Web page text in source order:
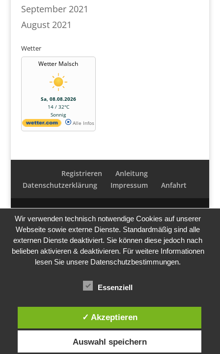
September 2021
August 2021
Wetter
Wetter Malsch
Sa, 08.08.2026
14 / 32°C
Sonnig
Alle Infos
Registrieren
Anleitung
Datenschutzerklärung
Impressum Anfahrt
Wir verwenden technisch notwendige Cookies auf unserer
Webseite sowie externe Dienste. Standardmäßig sind alle
externen Dienste deaktiviert. Sie können diese jedoch nach
belieben aktivieren & deaktivieren. Für weitere Informationen
lesen Sie unsere Datenschutzbestimmungen.
Essenziell
✓ Akzeptieren
Auswahl speichern